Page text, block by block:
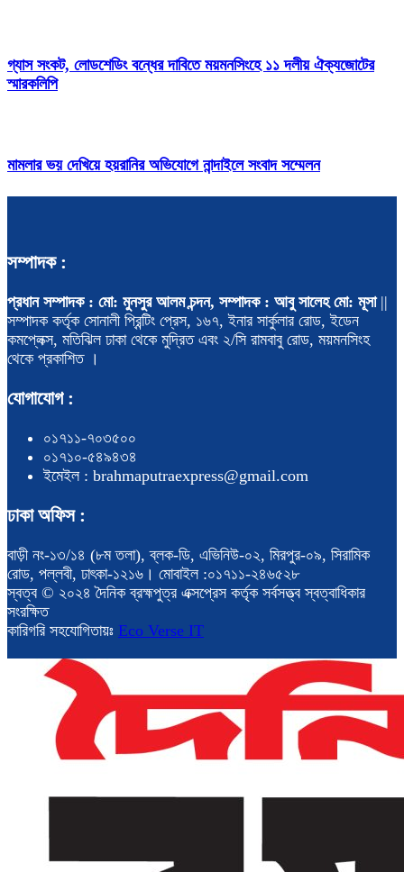
গ্যাস সংকট, লোডশেডিং বন্ধের দাবিতে ময়মনসিংহে ১১ দলীয় ঐক্যজোটের
স্মারকলিপি
মামলার ভয় দেখিয়ে হয়রানির অভিযোগে নান্দাইলে সংবাদ সম্মেলন
সম্পাদক :
প্রধান সম্পাদক : মো: মুনসুর আলম চন্দন, সম্পাদক : আবু সালেহ মো: মূসা||
সম্পাদক কর্তৃক সোনালী প্রিন্টিং প্রেস, ১৬৭, ইনার সার্কুলার রোড, ইডেন
কমপ্লেক্স, মতিঝিল ঢাকা থেকে মুদ্রিত এবং ২/সি রামবাবু রোড, ময়মনসিংহ
থেকে প্রকাশিত ।
যোগাযোগ :
০১৭১১-৭০৩৫০০
০১৭১০-৫৪৯৪৩৪
ইমেইল : brahmaputraexpress@gmail.com
ঢাকা অফিস :
বাড়ী নং-১৩/১৪ (৮ম তলা), ব্লক-ডি, এভিনিউ-০২, মিরপুর-০৯, সিরামিক
রোড, পল্লবী, ঢাৎকা-১২১৬। মোবাইল :০১৭১১-২৪৬৫২৮
স্বত্ব © ২০২৪ দৈনিক ব্রহ্মপুত্র এক্সপ্রেস কর্তৃক সর্বসত্ত্ব স্বত্বাধিকার
সংরক্ষিত
কারিগরি সহযোগিতায়ঃ Eco Verse IT